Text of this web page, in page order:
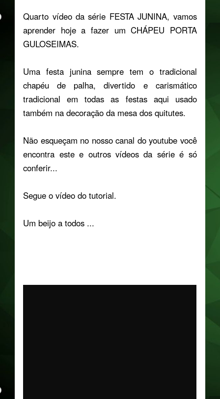
Quarto vídeo da série FESTA JUNINA, vamos
aprender hoje a fazer um CHÁPEU PORTA
GULOSEIMAS.
Uma festa junina sempre tem o tradicional
chapéu de palha, divertido e carismático
tradicional em todas as festas aqui usado
também na decoração da mesa dos quitutes.
Não esqueçam no nosso canal do youtube você
encontra este e outros vídeos da série é só
conferir...
Segue o vídeo do tutorial.
Um beijo a todos ...